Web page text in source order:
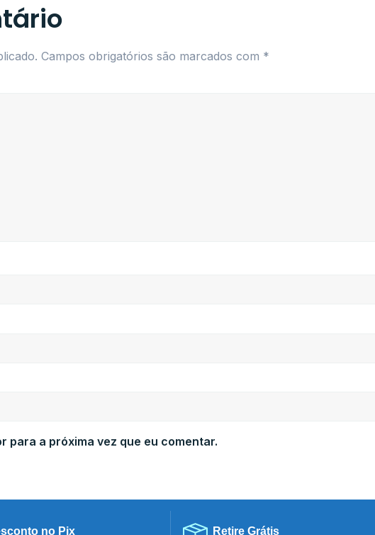
Campos obrigatórios são marcados com *
para a próxima vez que eu comentar.
no Pix Retire Grátis